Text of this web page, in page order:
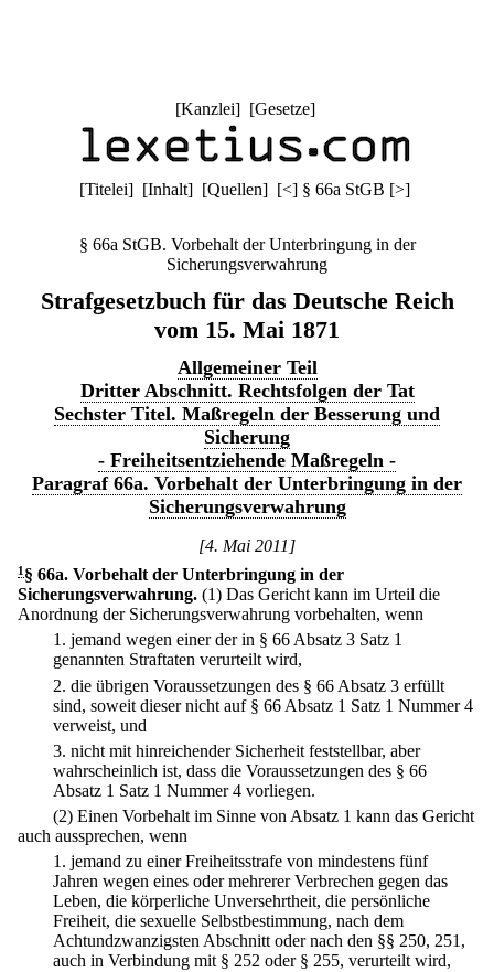
[Kanzlei] [Gesetze]
[Titelei] [Inhalt] [Quellen] [<] § 66a StGB [>]
§ 66a StGB. Vorbehalt der Unterbringung in der
Sicherungsverwahrung
Strafgesetzbuch für das Deutsche Reich
vom 15. Mai 1871
Allgemeiner Teil
Dritter Abschnitt. Rechtsfolgen der Tat
Sechster Titel. Maßregeln der Besserung und
Sicherung
- Freiheitsentziehende Maßregeln -
Paragraf 66a. Vorbehalt der Unterbringung in der
Sicherungsverwahrung
[4. Mai 2011]
1 § 66a. Vorbehalt der Unterbringung in der
Sicherungsverwahrung. (1) Das Gericht kann im Urteil die
Anordnung der Sicherungsverwahrung vorbehalten, wenn
1. jemand wegen einer der in § 66 Absatz 3 Satz 1
genannten Straftaten verurteilt wird,
2. die übrigen Voraussetzungen des § 66 Absatz 3 erfüllt
sind, soweit dieser nicht auf § 66 Absatz 1 Satz 1 Nummer 4
verweist, und
3. nicht mit hinreichender Sicherheit feststellbar, aber
wahrscheinlich ist, dass die Voraussetzungen des § 66
Absatz 1 Satz 1 Nummer 4 vorliegen.
(2) Einen Vorbehalt im Sinne von Absatz 1 kann das Gericht
auch aussprechen, wenn
1. jemand zu einer Freiheitsstrafe von mindestens fünf
Jahren wegen eines oder mehrerer Verbrechen gegen das
Leben, die körperliche Unversehrtheit, die persönliche
Freiheit, die sexuelle Selbstbestimmung, nach dem
Achtundzwanzigsten Abschnitt oder nach den §§ 250, 251,
auch in Verbindung mit § 252 oder § 255, verurteilt wird,